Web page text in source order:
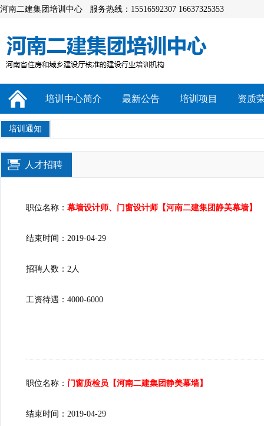
河南二建集团培训中心 服务热线：15516592307 16637325353
培训中心简介 最新公告 培训项目 资质
培训通知
人才招聘
职位名称： 幕墙设计师、门窗设计师【河南二建集团静美幕墙】
结束时间：2019-04-29
招聘人数：2人
工资待遇：4000-6000
职位名称： 门窗质检员【河南二建集团静美幕墙】
结束时间：2019-04-29